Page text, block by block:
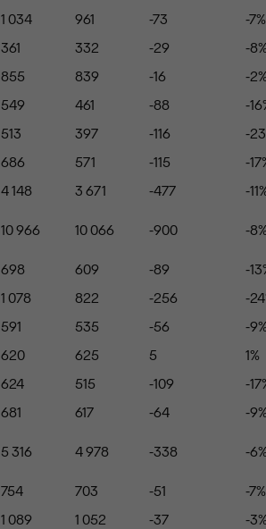
1 034 961 -73
-7%
361 332 -29
-
855 839 -16
-
549 461 -88
-
513 397 -116
-
686 571 -115
-
4 148 3 671 -477
-
10 966 10 066 -900 -
698 609 -89
-
1 078 822 -256
-
591 535 -56
-
620 625 5
1%
624 515 -109
-
681 617 -64
-
5 316 4 978 -338 -
754 703 -51
-7%
1 089 1 052 -37
-